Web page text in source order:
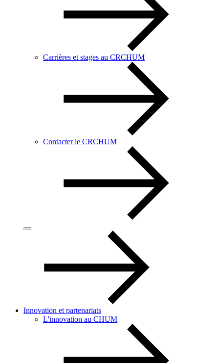
Carrières et stages au CRCHUM
Contacter le CRCHUM
Innovation et partenariats
L'innovation au CHUM